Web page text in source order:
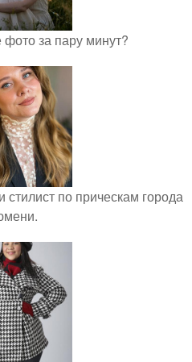
фото за пару минут?
по прическам города